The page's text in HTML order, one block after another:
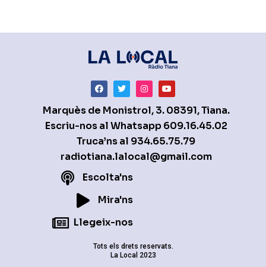
Marquès de Monistrol, 3. 08391, Tiana.
Escriu-nos al Whatsapp609.16.45.02
Truca’ns al 934.65.75.79
radiotiana.lalocal@gmail.com
Escolta'ns
Mira'ns
Llegeix-nos
Tots els drets reservats.
La Local 2023